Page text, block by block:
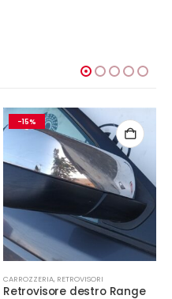
-15%
CARROZZERIA, RETROVISORI
Retrovisore destro Range